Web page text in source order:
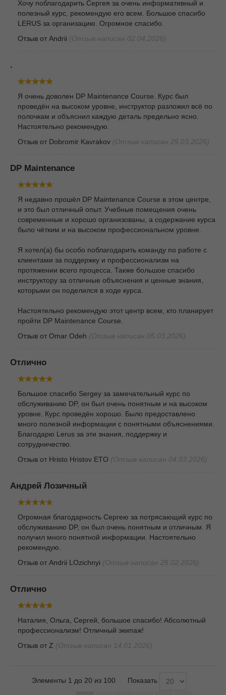
Хочу поблагодарить Сергея за очень информативный и
полезный курс, рекомендую его всем. Большое спасибо
LERUS за организацию. Огромное спасибо.
Отзыв от Andrii (Отзыв написан 02.04.2026)
.
Я очень доволен DP Maintenance Course. Курс был
проведён на высоком уровне, инструктор разложил всё по
полочкам и объяснил каждую деталь предельно ясно.
Настоятельно рекомендую.
Отзыв от Dobromir Kavrakov (Отзыв написан 25.03.2026)
DP Maintenance
Я недавно прошёл DP Maintenance Course в этом центре,
и это был отличный опыт. Учебные помещения очень
современные и хорошо организованы, а содержание курса
было чётким и на высоком профессиональном уровне.
Я хотел(а) бы особо поблагодарить команду по работе с
клиентами за поддержку и профессионализм на
протяжении всего процесса. Также большое спасибо
инструктору за отличные объяснения и ценные знания,
которыми он поделился в ходе курса.
Настоятельно рекомендую этот центр всем, кто планирует
пройти DP Maintenance Course.
Отзыв от Omar Odeh (Отзыв написан 05.03.2026)
Отлично
Большое спасибо Sergey за замечательный курс по
обслуживанию DP, он был очень понятным и на высоком
уровне. Курс проведён хорошо. Было предоставлено
много полезной информации с понятными объяснениями.
Благодарю Lerus за эти знания, поддержку и
сотрудничество.
Отзыв от Hristo Hristov ETO (Отзыв написан 04.03.2026)
Андрей Лозичный
Огромная благодарность Сергею за потрясающий курс по
обслуживанию DP, он был очень понятным и отличным. Я
получил много понятной информации. Настоятельно
рекомендую.
Отзыв от Andrii LOzichnyi (Отзыв написан 25.02.2026)
Отлично
Наталия, Ольга, Сергей, большое спасибо! Абсолютный
профессионализм! Отличный экипаж!
Отзыв от Z (Отзыв написан 14.01.2026)
Элементы 1 до 20 из 100 Показать